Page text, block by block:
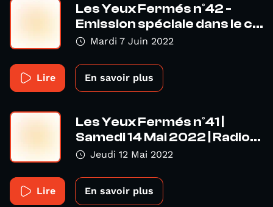
Les Yeux Fermés n°42 -
Emission spéciale dans le c...
Mardi 7 Juin 2022
Lire En savoir plus
Les Yeux Fermés n°41 |
Samedi 14 Mai 2022 | Radio...
Jeudi 12 Mai 2022
Lire En savoir plus